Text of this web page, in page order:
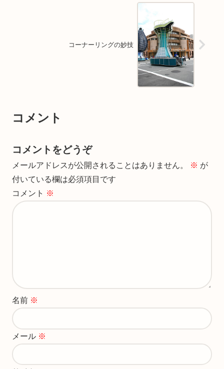
コーナーリングの妙技
コメント
コメントをどうぞ
メールアドレスが公開されることはありません。 ※ が
付いている欄は必須項目です
コメント ※
名前 ※
メール ※